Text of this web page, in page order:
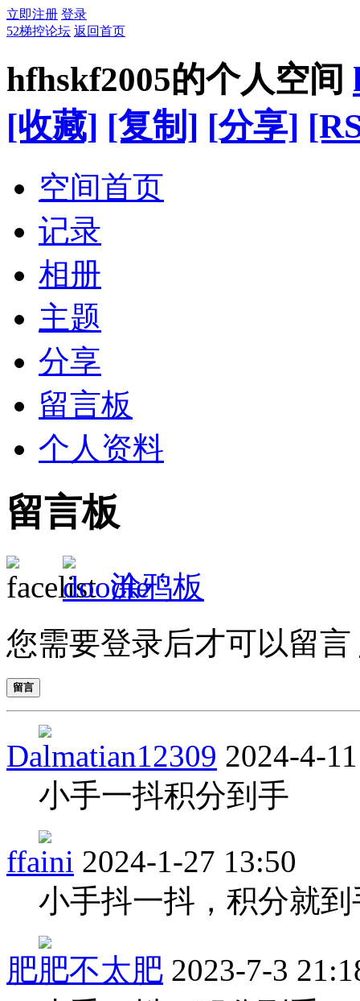
立即注册 登录
52梯控论坛 返回首页
hfhskf2005的个人空间
[收藏] [复制] [分享]
空间首页
记录
相册
主题
分享
留言板
个人资料
留言板
涂鸦板
您需要登录后才可以留言
留言
Dalmatian12309 2024-4-
小手一抖积分到手
ffaini 2024-1-27 13:50
小手抖一抖，积分就到
肥肥不太肥 2023-7-3